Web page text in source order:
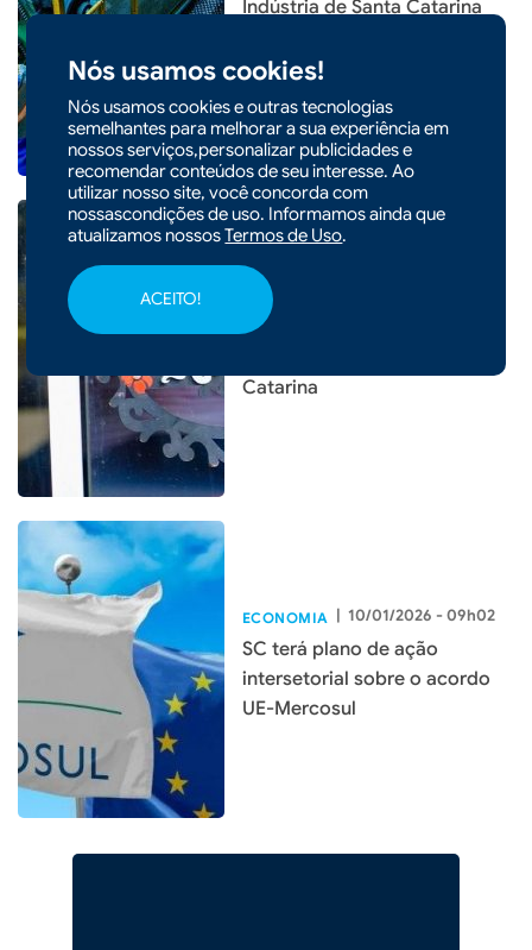
Nós usamos cookies!
Nós usamos cookies e outras tecnologias
semelhantes para melhorar a sua experiência em
nossos serviços,personalizar publicidades e
recomendar conteúdos de seu interesse. Ao
utilizar nosso site, você concorda com
nossascondições de uso. Informamos ainda que
atualizamos nossosTermos de Uso.
ACEITO!
Indústria de Santa Catarina
vezes a média nacional
ECONOMIA
Abertura de empresas cresce
Catarina
ECONOMIA | 10/01/2026 - 09h02
SC terá plano de ação
intersetorial sobre o acordo
UE-Mercosul